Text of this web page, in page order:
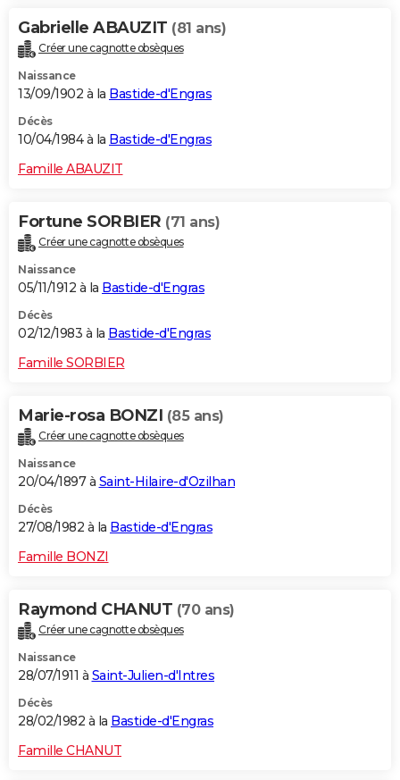
Gabrielle ABAUZIT (81 ans)
Créer une cagnotte obsèques
Naissance
13/09/1902 à la Bastide-d'Engras
Décès
10/04/1984 à la Bastide-d'Engras
Famille ABAUZIT
Fortune SORBIER (71 ans)
Créer une cagnotte obsèques
Naissance
05/11/1912 à la Bastide-d'Engras
Décès
02/12/1983 à la Bastide-d'Engras
Famille SORBIER
Marie-rosa BONZI (85 ans)
Créer une cagnotte obsèques
Naissance
20/04/1897 à Saint-Hilaire-d'Ozilhan
Décès
27/08/1982 à la Bastide-d'Engras
Famille BONZI
Raymond CHANUT (70 ans)
Créer une cagnotte obsèques
Naissance
28/07/1911 à Saint-Julien-d'Intres
Décès
28/02/1982 à la Bastide-d'Engras
Famille CHANUT